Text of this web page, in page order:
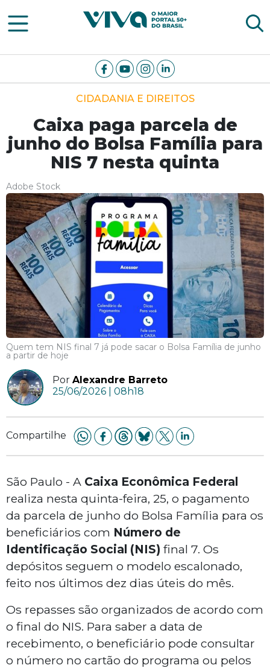
Viva Notícias
CIDADANIA E DIREITOS
Caixa paga parcela de
junho do Bolsa Família para
NIS 7 nesta quinta
Adobe Stock
Quem tem NIS final 7 já pode sacar o Bolsa Família de junho
a partir de hoje
Por Alexandre Barreto
25/06/2026 | 08h18
Compartilhe
São Paulo - A Caixa Econômica Federal
realiza nesta quinta-feira, 25, o pagamento
da parcela de junho do Bolsa Família para os
beneficiários com Número de
Identificação Social (NIS) final 7. Os
depósitos seguem o modelo escalonado,
feito nos últimos dez dias úteis do mês.
Os repasses são organizados de acordo com
o final do NIS. Para saber a data de
recebimento, o beneficiário pode consultar
o número no cartão do programa ou pelos